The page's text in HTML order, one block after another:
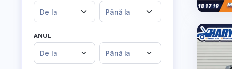
De la Până la
ANUL
De la Până la